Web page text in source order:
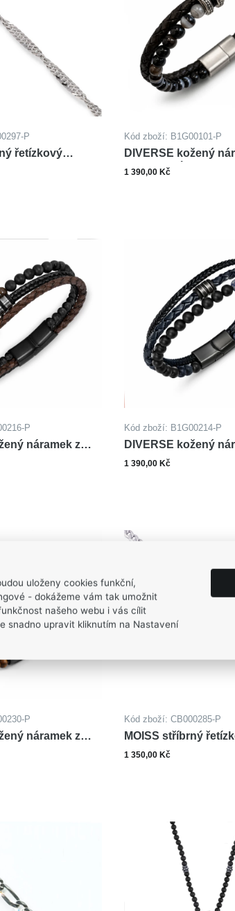
P
řetízkový
Kód zboží: B1G00101-P
DIVERSE kožený
oceli ACHÁT
1 390,00 Kč
P
náramek z
ONYX
Kód zboží: B1G00214-P
DIVERSE kožený
oceli SODALIT ONYX
1 390,00 Kč
P
náramek z
Kód zboží: CB000285-P
MOISS stříbrný
náramek PANCER
1 350,00 Kč
uloženy cookies funkční,
- dokážeme vám tak umožnit
našeho webu i vás cílit
snadno upravit kliknutím na Nastavení